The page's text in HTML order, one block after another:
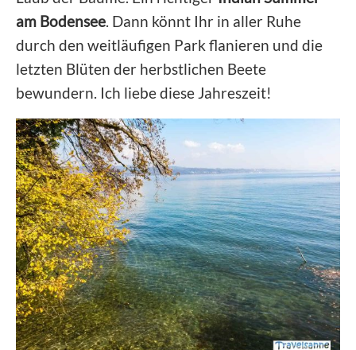
am Bodensee. Dann könnt Ihr in aller Ruhe
durch den weitläufigen Park flanieren und die
letzten Blüten der herbstlichen Beete
bewundern. Ich liebe diese Jahreszeit!